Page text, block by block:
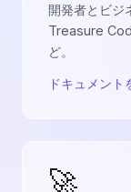
開発者とビジ
Treasure
ど。
ドキュメント
🚀